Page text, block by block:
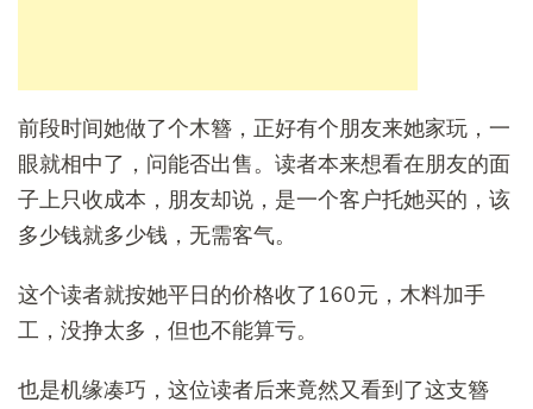
前段时间她做了个木簪，正好有个朋友来她家玩，一
眼就相中了，问能否出售。读者本来想看在朋友的面
子上只收成本，朋友却说，是一个客户托她买的，该
多少钱就多少钱，无需客气。
这个读者就按她平日的价格收了160元，木料加手
工，没挣太多，但也不能算亏。
也是机缘凑巧，这位读者后来竟然又看到了这支簪